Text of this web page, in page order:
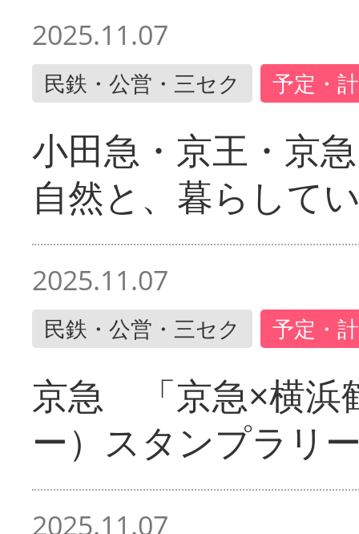
2025.11.07
民鉄・公営・三セク 予定・
小田急・京王・京
自然と、暮らして
2025.11.07
民鉄・公営・三セク 予定・
京急 「京急×横浜
ー）スタンプラリ
2025.11.07